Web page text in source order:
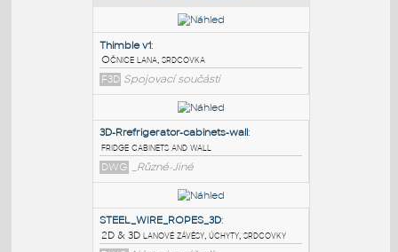
PODOBNÉ BLOKY:
Thimble v1:
Očnice lana, srdcovka
F3D Spojovací součásti